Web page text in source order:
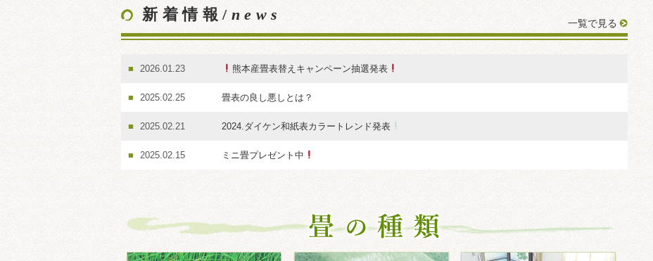
新着情報/ news
一覧で見る
2026.01.23 熊本産畳表替えキャンペーン抽選発表
2025.02.25 畳表の良し悪しとは？
2025.02.21 2024.ダイケン和紙表カラートレンド発表
2025.02.15 ミニ畳プレゼント中